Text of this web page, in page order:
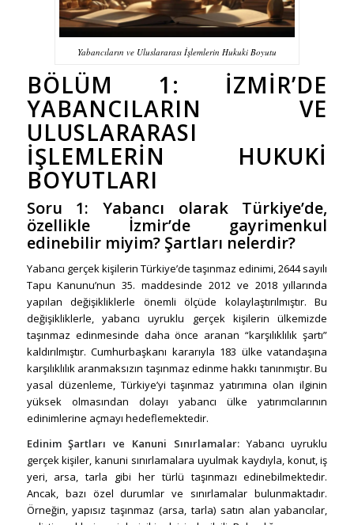
Yabancıların ve Uluslararası İşlemlerin Hukuki Boyutu
BÖLÜM 1: İZMIR’DE
YABANCILARIN VE
ULUSLARARASI
İŞLEMLERIN HUKUKI
BOYUTLARI
Soru 1: Yabancı olarak Türkiye’de,
özellikle İzmir’de gayrimenkul
edinebilir miyim? Şartları nelerdir?
Yabancı gerçek kişilerin Türkiye’de taşınmaz edinimi, 2644 sayılı
Tapu Kanunu’nun 35. maddesinde 2012 ve 2018 yıllarında
yapılan değişikliklerle önemli ölçüde kolaylaştırılmıştır. Bu
değişikliklerle, yabancı uyruklu gerçek kişilerin ülkemizde
taşınmaz edinmesinde daha önce aranan “karşılıklılık şartı”
kaldırılmıştır. Cumhurbaşkanı kararıyla 183 ülke vatandaşına
karşılıklılık aranmaksızın taşınmaz edinme hakkı tanınmıştır. Bu
yasal düzenleme, Türkiye’yi taşınmaz yatırımına olan ilginin
yüksek olmasından dolayı yabancı ülke yatırımcılarının
edinimlerine açmayı hedeflemektedir.
Edinim Şartları ve Kanuni Sınırlamalar:Yabancı uyruklu
gerçek kişiler, kanuni sınırlamalara uyulmak kaydıyla, konut, iş
yeri, arsa, tarla gibi her türlü taşınmazı edinebilmektedir.
Ancak, bazı özel durumlar ve sınırlamalar bulunmaktadır.
Örneğin, yapısız taşınmaz (arsa, tarla) satın alan yabancılar,